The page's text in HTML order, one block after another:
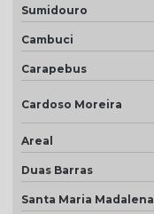
Telha marrom
Telha natural
Telha natural romana
Telha palha
Telha palha mesclada
Telha piso
Telha piso branco
Sumidouro
Cambuci
Carapebus
Cardoso Moreira
Areal
Duas Barras
Santa Maria Madalena